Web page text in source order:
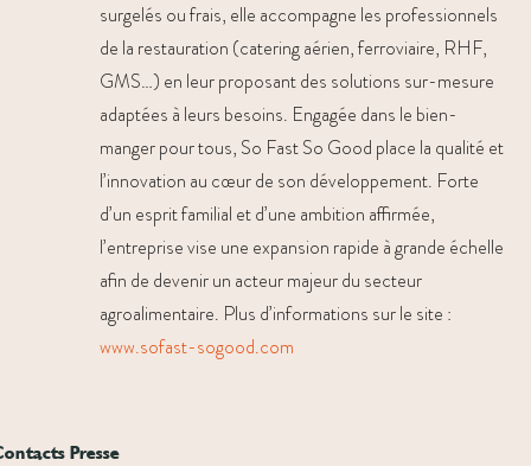
surgelés ou frais, elle accompagne les professionnels
de la restauration (catering aérien, ferroviaire, RHF,
GMS…) en leur proposant des solutions sur-mesure
adaptées à leurs besoins. Engagée dans le bien-
manger pour tous, So Fast So Good place la qualité et
l’innovation au cœur de son développement. Forte
d’un esprit familial et d’une ambition affirmée,
l’entreprise vise une expansion rapide à grande échelle
afin de devenir un acteur majeur du secteur
agroalimentaire. Plus d’informations sur le site :
www.sofast-sogood.com
Presse